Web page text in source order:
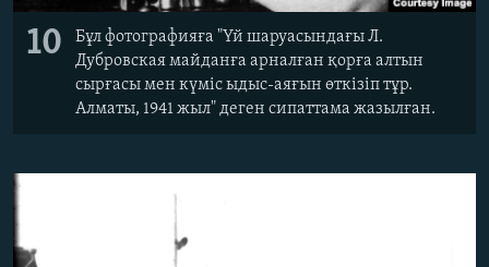
10
Бұл фотографияға "Үй шаруасындағы Л.
Дубровская майданға арналған қорға алтын
сырғасы мен күміс ыдыс-аяғын өткізіп тұр.
Алматы, 1941 жыл" деген сипаттама жазылған.